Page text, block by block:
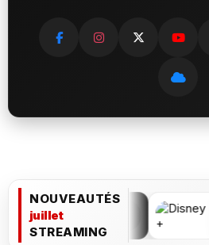
NOUVEAUTÉS
juillet
STREAMING